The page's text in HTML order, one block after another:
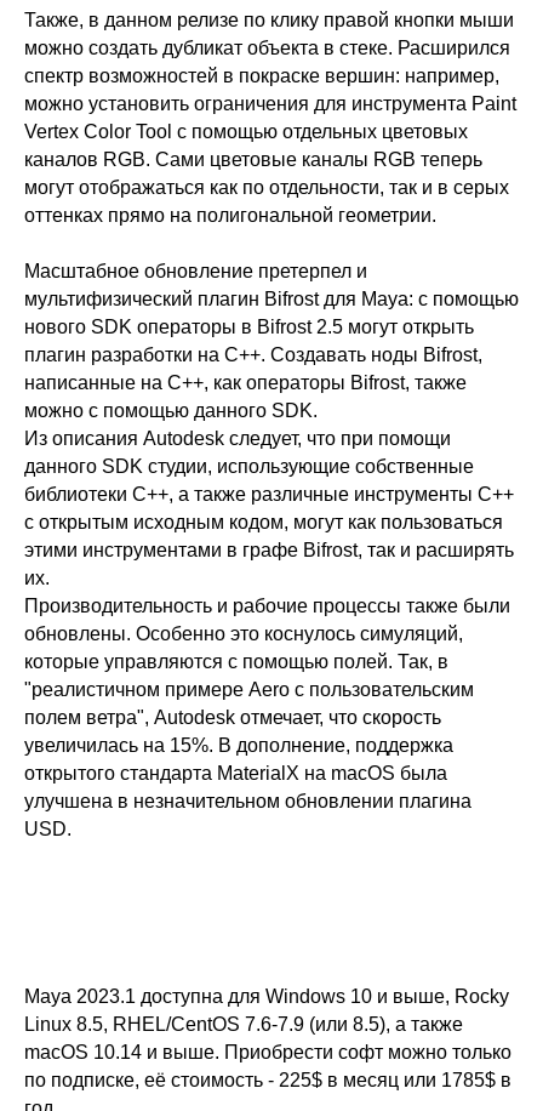
Также, в данном релизе по клику правой кнопки мыши
можно создать дубликат объекта в стеке. Расширился
спектр возможностей в покраске вершин: например,
можно установить ограничения для инструмента Paint
Vertex Color Tool с помощью отдельных цветовых
каналов RGB. Сами цветовые каналы RGB теперь
могут отображаться как по отдельности, так и в серых
оттенках прямо на полигональной геометрии.
Масштабное обновление претерпел и
мультифизический плагин Bifrost для Maya: с помощью
нового SDK операторы в Bifrost 2.5 могут открыть
плагин разработки на С++. Создавать ноды Bifrost,
написанные на C++, как операторы Bifrost, также
можно с помощью данного SDK.
Из описания Autodesk следует, что при помощи
данного SDK студии, использующие собственные
библиотеки С++, а также различные инструменты С++
с открытым исходным кодом, могут как пользоваться
этими инструментами в графе Bifrost, так и расширять
их.
Производительность и рабочие процессы также были
обновлены. Особенно это коснулось симуляций,
которые управляются с помощью полей. Так, в
"реалистичном примере Aero с пользовательским
полем ветра", Autodesk отмечает, что скорость
увеличилась на 15%. В дополнение, поддержка
открытого стандарта MaterialX на macOS была
улучшена в незначительном обновлении плагина
USD.
Maya 2023.1 доступна для Windows 10 и выше, Rocky
Linux 8.5, RHEL/CentOS 7.6-7.9 (или 8.5), а также
macOS 10.14 и выше. Приобрести софт можно только
по подписке, её стоимость - 225$ в месяц или 1785$ в